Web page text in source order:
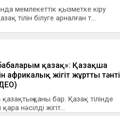
мемлекеттік қызметке кіру
тілін білуге арналған т...
қазақ»: Қазақша
африкалық жігіт жұртты тәнті
қаны бар. Қазақ тілінде
нәсілді жігіт...